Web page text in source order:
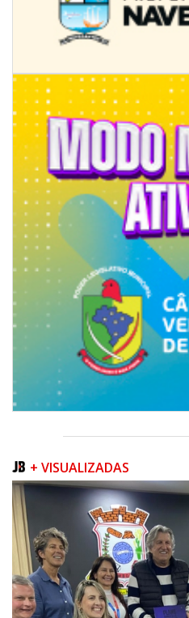
08/08/2026 | 07:00
Univali e Câmara de Vereadores de
discutir políticas públicas e inovação
BALNEÁRIO CAMBORIÚ
08/08/2026 | 07:00
Teatro Bruno Nitz terá concerto
BALNEÁRIO CAMBORIÚ
+ VISUALIZADAS